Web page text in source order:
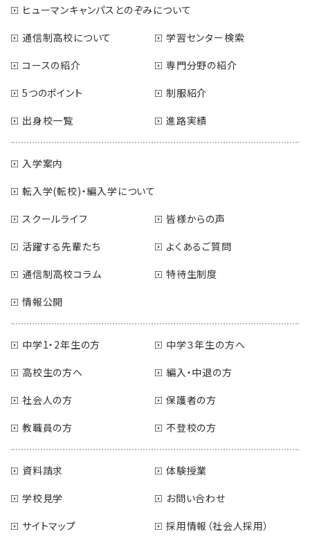
ヒューマンキャンパスとのぞみについて
通信制高校について
学習センター検索
コースの紹介
専門分野の紹介
5つのポイント
制服紹介
出身校一覧
進路実績
入学案内
転入学(転校)・編入学について
スクールライフ
皆様からの声
活躍する先輩たち
よくあるご質問
通信制高校コラム
特待生制度
情報公開
中学1・2年生の方
中学３年生の方へ
高校生の方へ
編入・中退の方
社会人の方
保護者の方
教職員の方
不登校の方
資料請求
体験授業
学校見学
お問い合わせ
サイトマップ
採用情報（社会人採用）